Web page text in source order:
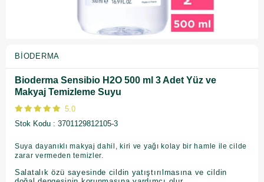
BIODERMA
Bioderma Sensibio H2O 500 ml 3 Adet Yüz ve
Makyaj Temizleme Suyu
5.0
Stok Kodu
3701129812105-3
Suya dayanıklı makyaj dahil, kiri ve yağı kolay bir hamle ile cilde
zarar vermeden temizler.
Salatalık özü sayesinde cildin yatıştırılmasına ve cildin